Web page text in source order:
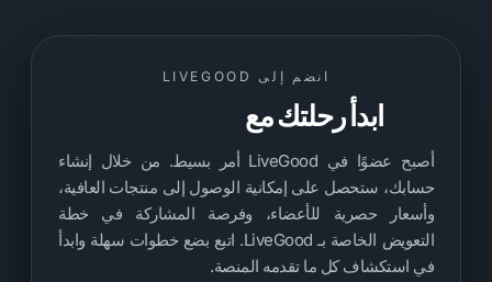
انضم إلى LIVEGOOD
ابدأ رحلتك مع
أصبح عضوًا في LiveGood أمر بسيط. من خلال إنشاء
حسابك، ستحصل على إمكانية الوصول إلى منتجات العافية،
وأسعار حصرية للأعضاء، وفرصة المشاركة في خطة
التعويض الخاصة بـ LiveGood. اتبع بضع خطوات سهلة وابدأ
في استكشاف كل ما تقدمه المنصة.